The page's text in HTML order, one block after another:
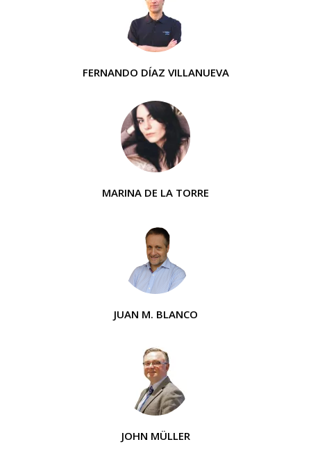
FERNANDO DÍAZ VILLANUEVA
MARINA DE LA TORRE
JUAN M. BLANCO
JOHN MÜLLER